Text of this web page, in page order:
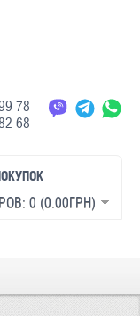
78
68
0 (0.00ГРН)